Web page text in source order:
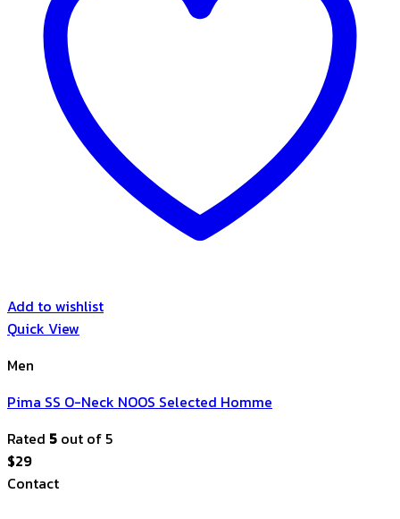
Add to wishlist
Quick View
Men
Pima SS O-Neck NOOS Selected Homme
Rated 5 out of 5
$29
Contact